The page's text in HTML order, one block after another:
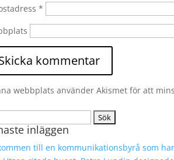
*
webbplats använder Akismet för att
inläggen
till en kommunikationsbyrå som